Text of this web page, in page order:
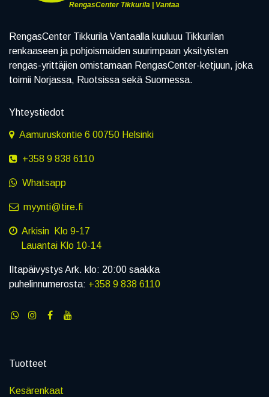
RengasCenter Tikkurila | Vantaa
RengasCenter Tikkurila Vantaalla kuuluuu Tikkurilan
renkaaseen ja pohjoismaiden suurimpaan yksityisten
rengas-yrittäjien omistamaan RengasCenter-ketjuun, joka
toimii Norjassa, Ruotsissa sekä Suomessa.
Yhteystiedot
Aamuruskontie 6 00750 Helsinki
+358 9 838 6110
Whatsapp
myynti@tire.fi
Arkisin Klo 9-17
Lauantai Klo 10-14
Iltapäivystys Ark. klo: 20:00 saakka
puhelinnumerosta: +358 9 838 6110
Tuotteet
Kesärenkaat